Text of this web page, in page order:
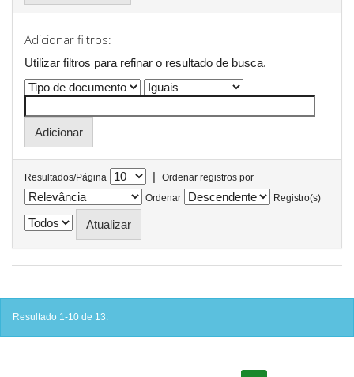
Adicionar filtros:
Utilizar filtros para refinar o resultado de busca.
Resultados/Página |
Ordenar registros por
Ordenar
Registro(s)
Resultado 1-10 de 13.